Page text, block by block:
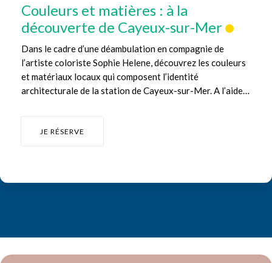
Couleurs et matières : à la
découverte de Cayeux-sur-Mer
Dans le cadre d’une déambulation en compagnie de
l’artiste coloriste Sophie Helene, découvrez les couleurs
et matériaux locaux qui composent l’identité
architecturale de la station de Cayeux-sur-Mer. A l’aide
remarquables du patrimoine bâti local à conserver et
JE RÉSERVE